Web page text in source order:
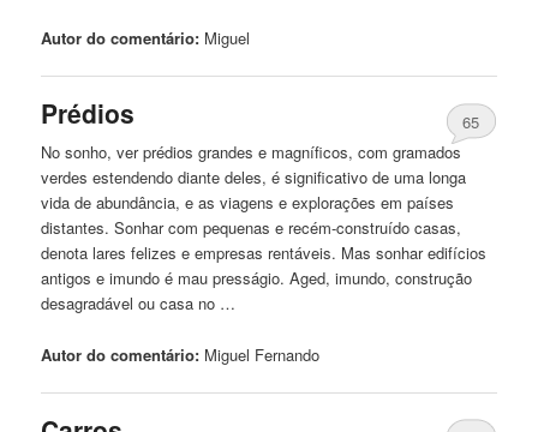
Autor do comentário: Miguel
Prédios
65
No sonho, ver prédios grandes e magníficos, com gramados
verdes estendendo diante deles, é significativo de uma longa
vida de abundância, e as viagens e explorações em países
distantes. Sonhar com pequenas e recém-construído casas,
denota lares felizes e empresas rentáveis. Mas sonhar edifícios
antigos e imundo é mau presságio. Aged, imundo, construção
desagradável ou casa no …
Autor do comentário: Miguel Fernando